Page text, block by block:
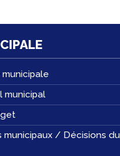
municipale
municipal
municipaux / Décisions du